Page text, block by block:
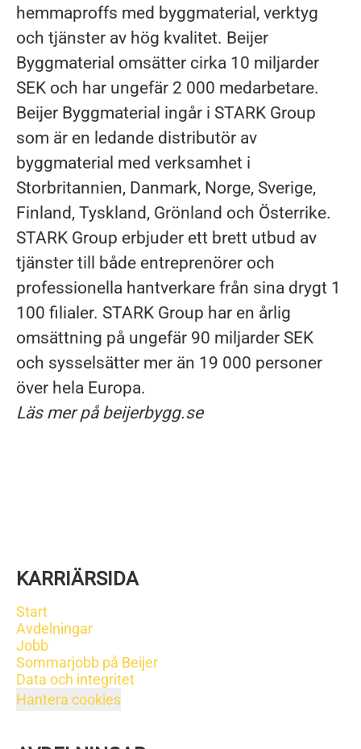
hemmaproffs med byggmaterial, verktyg
och tjänster av hög kvalitet. Beijer
Byggmaterial omsätter cirka 10 miljarder
SEK och har ungefär 2 000 medarbetare.
Beijer Byggmaterial ingår i STARK Group
som är en ledande distributör av
byggmaterial med verksamhet i
Storbritannien, Danmark, Norge, Sverige,
Finland, Tyskland, Grönland och Österrike.
STARK Group erbjuder ett brett utbud av
tjänster till både entreprenörer och
professionella hantverkare från sina drygt 1
100 filialer. STARK Group har en årlig
omsättning på ungefär 90 miljarder SEK
och sysselsätter mer än 19 000 personer
över hela Europa.
Läs mer på beijerbygg.se
KARRIÄRSIDA
Start
Avdelningar
Jobb
Sommarjobb på Beijer
Data och integritet
Hantera cookies